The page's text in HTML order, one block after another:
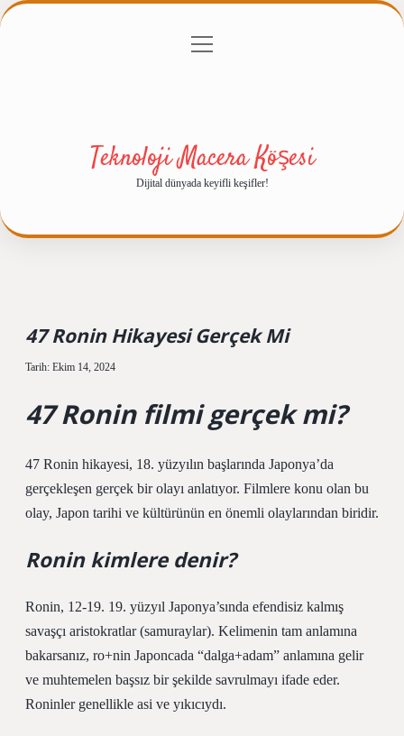
Gizlilik Politikası
menüyü
Teknoloji Macera Köşesi
Dijital dünyada keyifli keşifler!
47 Ronin Hikayesi Gerçek Mi
Tarih: Ekim 14, 2024
47 Ronin filmi gerçek mi?
47 Ronin hikayesi, 18. yüzyılın başlarında Japonya’da
gerçekleşen gerçek bir olayı anlatıyor. Filmlere konu olan bu
olay, Japon tarihi ve kültürünün en önemli olaylarından biridir.
Ronin kimlere denir?
Ronin, 12-19. 19. yüzyıl Japonya’sında efendisiz kalmış
savaşçı aristokratlar (samuraylar). Kelimenin tam anlamına
bakarsanız, ro+nin Japoncada “dalga+adam” anlamına gelir
ve muhtemelen başsız bir şekilde savrulmayı ifade eder.
Roninler genellikle asi ve yıkıcıydı.